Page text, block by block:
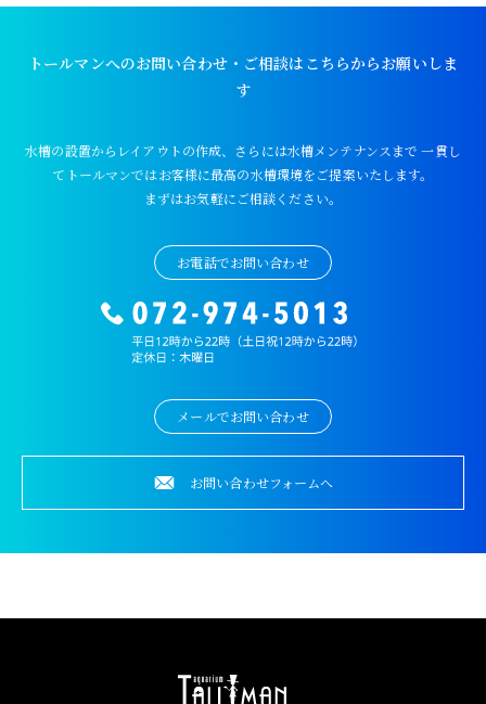
トールマンへのお問い合わせ・ご相談はこちらからお願いしま
す
水槽の設置からレイアウトの作成、さらには水槽メンテナンスまで 一貫し
てトールマンではお客様に最高の水槽環境をご提案いたします。
まずはお気軽にご相談ください。
お電話でお問い合わせ
メールでお問い合わせ
お問い合わせフォームへ